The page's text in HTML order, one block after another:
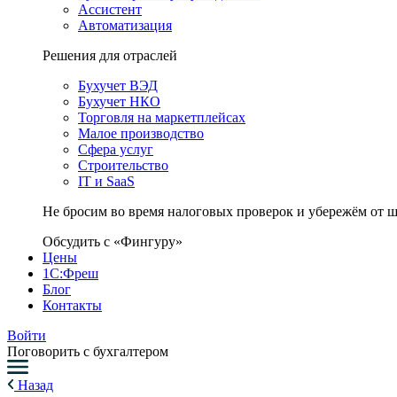
Ассистент
Автоматизация
Решения для отраслей
Бухучет ВЭД
Бухучет НКО
Торговля на маркетплейсах
Малое производство
Сфера услуг
Строительство
IT и SaaS
Не бросим во время налоговых проверок и убережём от
Обсудить с «Фингуру»
Цены
1С:Фреш
Блог
Контакты
Войти
Поговорить с бухгалтером
Назад